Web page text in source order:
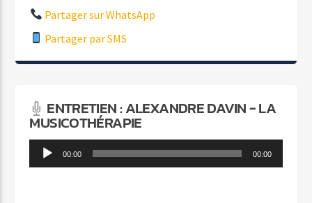
Partager sur WhatsApp
Partager par SMS
ENTRETIEN : ALEXANDRE DAVIN - LA
MUSICOTHÉRAPIE
Lecteur 00:00 00:00